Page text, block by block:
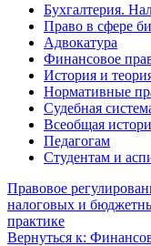
Бухгалтерия.
Право в сфере
Адвокатура
Финансовое
История и
Нормативные
Судебная
Всеобщая
Педагогам
Студентам и
Правовое
налоговых и
практике
Вернуться к: